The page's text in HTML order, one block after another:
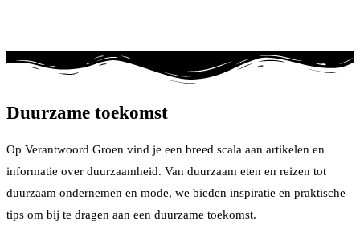
Duurzame toekomst
Op Verantwoord Groen vind je een breed scala aan artikelen en
informatie over duurzaamheid. Van duurzaam eten en reizen tot
duurzaam ondernemen en mode, we bieden inspiratie en praktische
tips om bij te dragen aan een duurzame toekomst.